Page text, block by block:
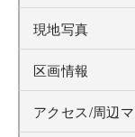
現地写真
区画情報
アクセス/周辺